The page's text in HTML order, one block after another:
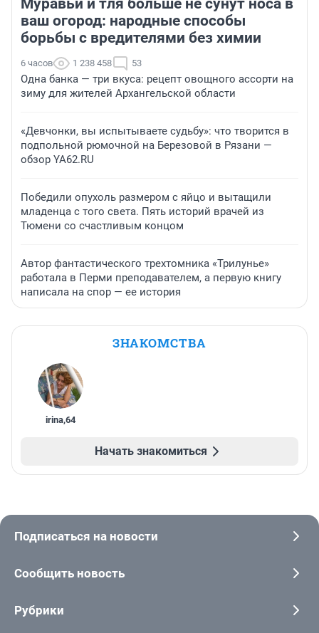
ваш огород: народные способы
борьбы с вредителями без химии
6 часов 1 238 458 53
Одна банка — три вкуса: рецепт овощного ассорти на
зиму для жителей Архангельской области
«Девчонки, вы испытываете судьбу»: что творится в
подпольной рюмочной на Березовой в Рязани —
обзор YA62.RU
Победили опухоль размером с яйцо и вытащили
младенца с того света. Пять историй врачей из
Тюмени со счастливым концом
Автор фантастического трехтомника «Трилунье»
работала в Перми преподавателем, а первую книгу
написала на спор — ее история
ЗНАКОМСТВА
irina,64
Начать знакомиться
Подписаться на новости
Сообщить новость
Рубрики